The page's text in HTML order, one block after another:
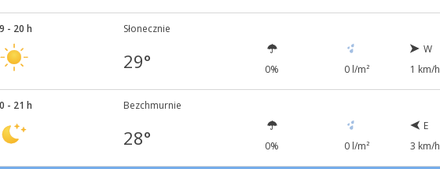
- 20 h Słonecznie
29° 0% 0 l/m²
W
1 km/h
- 21 h Bezchmurnie
28° 0% 0 l/m²
E
3 km/h